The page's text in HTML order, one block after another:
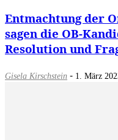
Entmachtung der
sagen die OB-
Resolution und
Gisela Kirschstein - 1. März